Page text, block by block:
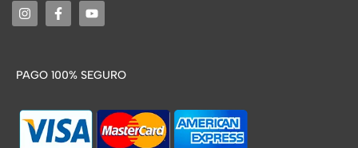
PAGO 100% SEGURO